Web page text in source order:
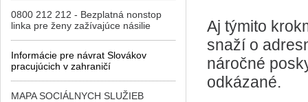
Aj týmito
snaží o
náročné
odkázané.
0800 212 212 - Bezplatná nonstop
linka pre ženy zažívajúce násilie
Informácie pre návrat Slovákov
pracujúcich v zahraničí
MAPA SOCIÁLNYCH SLUŽIEB